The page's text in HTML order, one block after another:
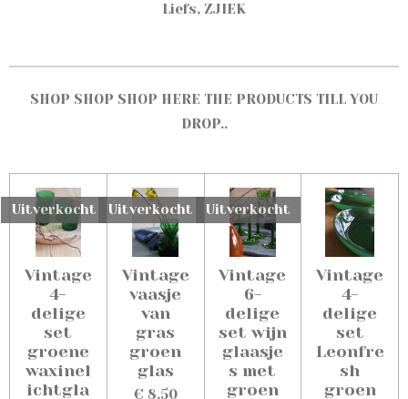
Liefs, ZJIEK
SHOP SHOP SHOP HERE THE PRODUCTS TILL YOU
DROP..
Uitverkocht
Vintage
4-
delige
set
groene
waxinel
ichtgla
Uitverkocht
Vintage
vaasje
van
gras
groen
glas
€ 8,50
Uitverkocht
Vintage
6-
delige
set wijn
glaasje
s met
groen
Vintage
4-
delige
set
Leonfre
sh
groen